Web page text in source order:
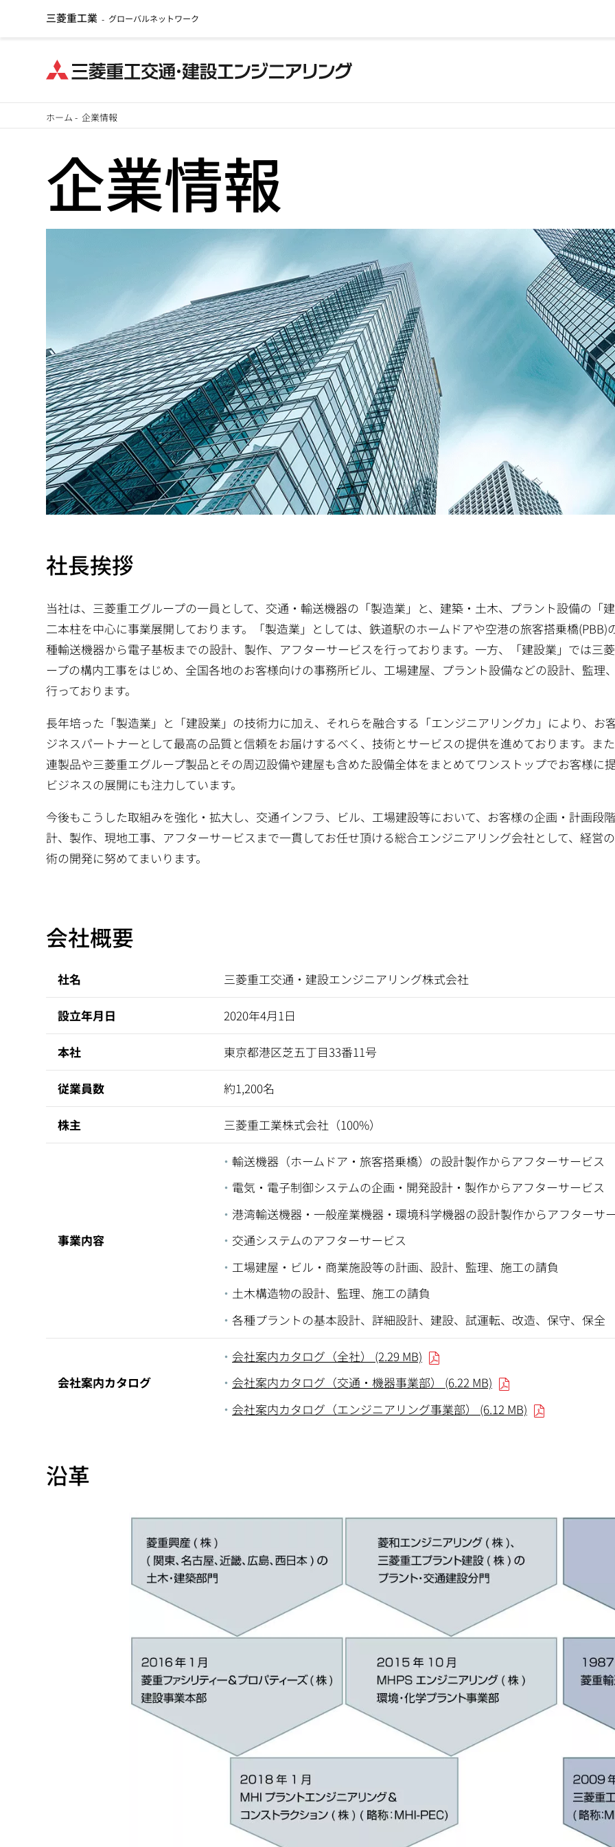
イ
三菱重工業 - グローバルネットワーク
ホーム -企業情報
企業情報
社長挨拶
当社は、三菱重工グループの一員として、交通・輸送機器の「製造業」と、建築・土木、プラント設備の「
二本柱を中心に事業展開しております。「製造業」としては、鉄道駅のホームドアや空港の旅客搭乗橋(PBB)
種輸送機器から電子基板までの設計、製作、アフターサービスを行っております。一方、「建設業」では三
ープの構内工事をはじめ、全国各地のお客様向けの事務所ビル、工場建屋、プラント設備などの設計、監理
行っております。
長年培った「製造業」と「建設業」の技術力に加え、それらを融合する「エンジニアリングカ」により、お
ジネスパートナーとして最高の品質と信頼をお届けするべく、技術とサービスの提供を進めております。ま
連製品や三菱重エグループ製品とその周辺設備や建屋も含めた設備全体をまとめてワンストップでお客様に
ビジネスの展開にも注力しています。
今後もこうした取組みを強化・拡大し、交通インフラ、ビル、工場建設等において、お客様の企画・計画段
計、製作、現地工事、アフターサービスまで一貫してお任せ頂ける総合エンジニアリング会社として、経営
術の開発に努めてまいります。
会社概要
社名 三菱重工交通・建設エンジニアリング株式会社
設立年月日 2020年4月1日
本社 東京都港区芝五丁目33番11号
従業員数 約1,200名
株主 三菱重工業株式会社（100%）
事業内容
輸送機器（ホームドア・旅客搭乗橋）の設計製作からアフターサービス
電気・電子制御システムの企画・開発設計・製作からアフターサービス
港湾輸送機器・一般産業機器・環境科学機器の設計製作からアフターサ
交通システムのアフターサービス
工場建屋・ビル・商業施設等の計画、設計、監理、施工の請負
土木構造物の設計、監理、施工の請負
各種プラントの基本設計、詳細設計、建設、試運転、改造、保守、保全
会社案内カタログ
会社案内カタログ（全社） (2.29 MB)
会社案内カタログ（交通・機器事業部） (6.22 MB)
会社案内カタログ（エンジニアリング事業部） (6.12 MB)
沿革